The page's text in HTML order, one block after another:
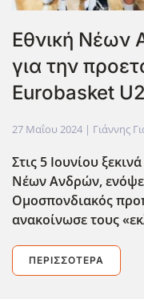
Εθνική Νέων
για την
Eurobasket
27 Μαΐου 2024 | Γιάννης
Στις 5 Ιουνίου
Νέων Ανδρών,
Ομοσπονδιακός
ανακοίνωσε τους
ΠΕΡΙΣΣΌΤΕΡΑ